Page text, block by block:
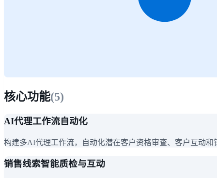
核心功能(5)
AI代理工作流自动化
构建多AI代理工作流，自动化潜在客户资格审查、客户互动和
销售线索智能质检与互动